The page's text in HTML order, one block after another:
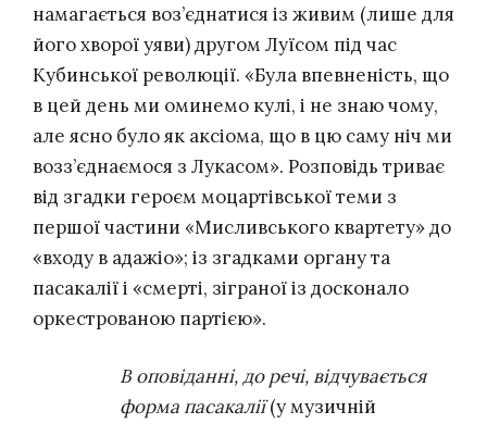
намагається воз’єднатися із живим (лише для
його хворої уяви) другом Луїсом під час
Кубинської революції. «Була впевненість, що
в цей день ми оминемо кулі, і не знаю чому,
але ясно було як аксіома, що в цю саму ніч ми
возз’єднаємося з Лукасом». Розповідь триває
від згадки героєм моцартівської теми з
першої частини «Мисливського квартету» до
«входу в адажіо»; із згадками органу та
пасакалії і «смерті, зіграної із досконало
оркестрованою партією».
В оповіданні, до речі, відчувається
форма пасакалії(у музичній